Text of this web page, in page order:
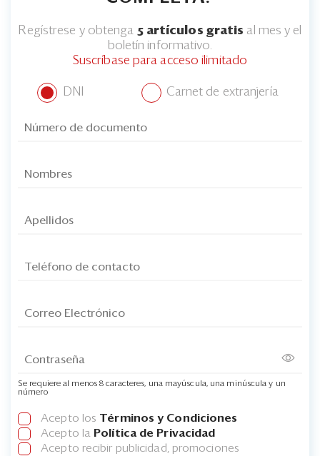
Regístrese y obtenga 5 artículos gratis al mes y el
boletín informativo.
Suscríbase para acceso ilimitado
DNI Carnet de extranjería
Se requiere al menos 8 caracteres, una mayúscula, una minúscula y un
número
Acepto los Términos y Condiciones
Acepto la Política de Privacidad
Acepto recibir publicidad, promociones